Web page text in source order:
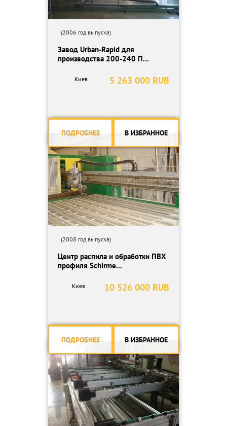
(2006 год выпуска)
Завод Urban-Rapid для
производства 200-240 П...
5 263 000 RUB
Киев
ПОДРОБНЕЕ В ИЗБРАННОЕ
(2008 год выпуска)
Центр распила и обработки ПВХ
профиля Schirme...
10 526 000 RUB
Киев
ПОДРОБНЕЕ В ИЗБРАННОЕ